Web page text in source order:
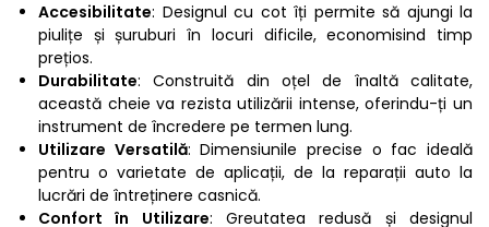
Accesibilitate: Designul cu cot îți permite să ajungi la
piulițe și șuruburi în locuri dificile, economisind timp
prețios.
Durabilitate: Construită din oțel de înaltă calitate,
această cheie va rezista utilizării intense, oferindu-ți un
instrument de încredere pe termen lung.
Utilizare Versatilă: Dimensiunile precise o fac ideală
pentru o varietate de aplicații, de la reparații auto la
lucrări de întreținere casnică.
Confort în Utilizare: Greutatea redusă și designul